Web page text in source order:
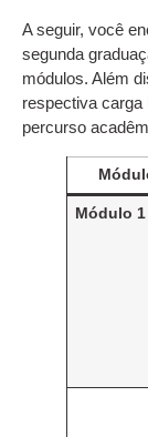
A seguir, você
segunda
módulos. Além
respectiva carga
percurso
Módulo 1